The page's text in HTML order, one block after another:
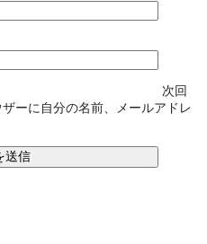
次回
ーに自分の名前、メールアドレ